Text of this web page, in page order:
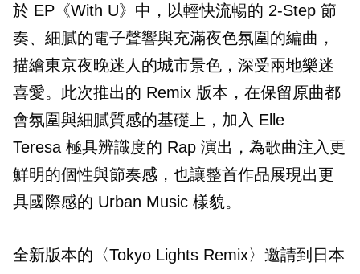
於 EP《With U》中，以輕快流暢的 2-Step 節
奏、細膩的電子聲響與充滿夜色氛圍的編曲，
描繪東京夜晚迷人的城市景色，深受兩地樂迷
喜愛。此次推出的 Remix 版本，在保留原曲都
會氛圍與細膩質感的基礎上，加入 Elle
Teresa 極具辨識度的 Rap 演出，為歌曲注入更
鮮明的個性與節奏感，也讓整首作品展現出更
具國際感的 Urban Music 樣貌。
全新版本的〈Tokyo Lights Remix〉邀請到日本